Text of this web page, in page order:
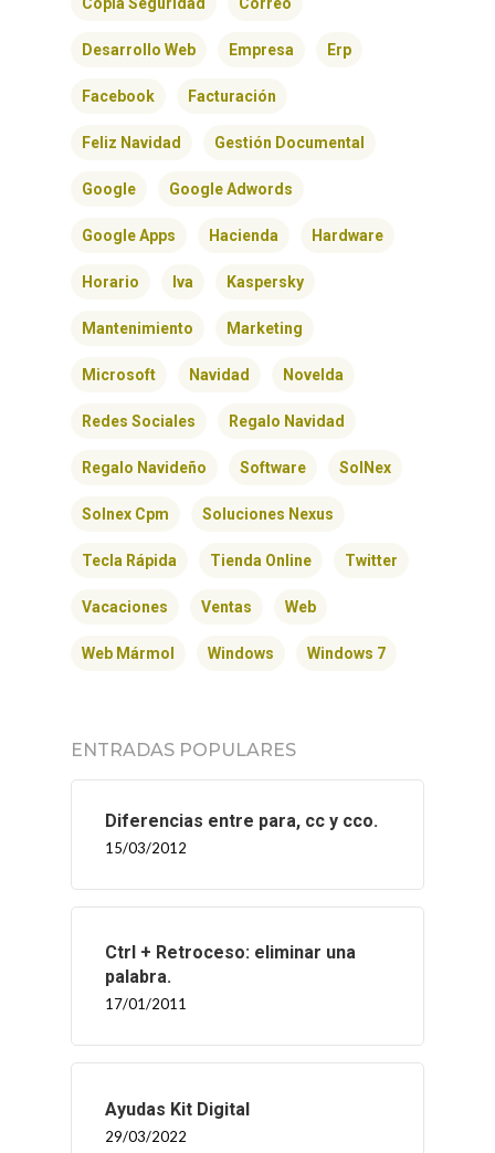
Desarrollo Web Empresa Erp
Facebook Facturación
Feliz Navidad Gestión Documental
Google Google Adwords
Google Apps Hacienda Hardware
Horario Iva Kaspersky
Mantenimiento Marketing
Microsoft Navidad Novelda
Redes Sociales Regalo Navidad
Regalo Navideño Software SolNex
Solnex Cpm Soluciones Nexus
Tecla Rápida Tienda Online Twitter
Vacaciones Ventas Web
Web Mármol Windows Windows 7
ENTRADAS POPULARES
Diferencias entre para, cc y cco.
15/03/2012
Ctrl + Retroceso: eliminar una
palabra.
17/01/2011
Ayudas Kit Digital
29/03/2022
BLOG